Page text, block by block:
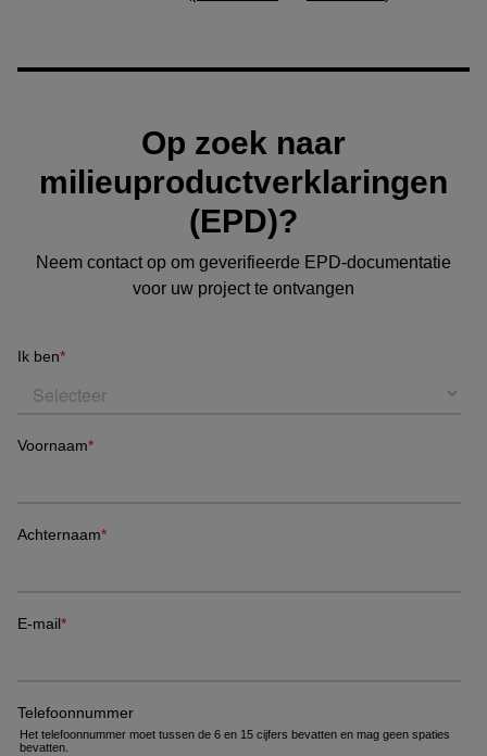
Op zoek naar
milieuproductverklaringen
(EPD)?
Neem contact op om geverifieerde EPD‑documentatie
voor uw project te ontvangen